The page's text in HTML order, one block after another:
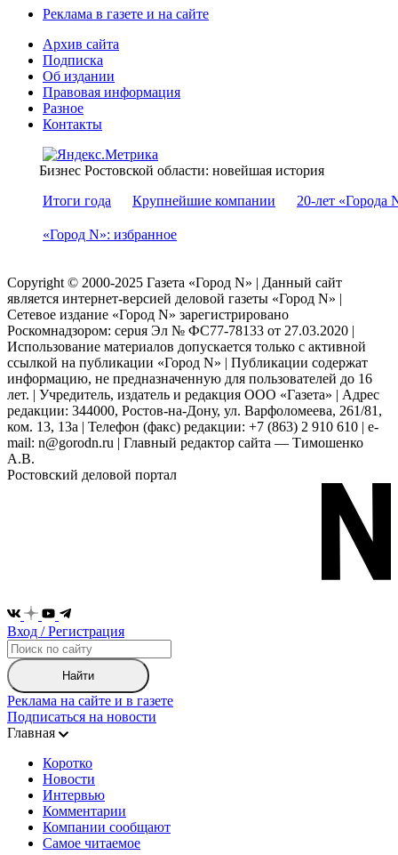
Реклама в газете и на сайте
Архив сайта
Подписка
Об издании
Правовая информация
Разное
Контакты
Бизнес Ростовской области: новейшая история
Итоги года
Крупнейшие компании 20-лет «Города
«Город N»: избранное
Copyright © 2000-2025 Газета «Город N» | Данный сайт
является интернет-версией деловой газеты «Город N» |
Сетевое издание «Город N» зарегистрировано
Роскомнадзором: серuя Эл № ФС77-78133 от 27.03.2020 |
Использование материалов допускается только с активной
ссылкой на публикации «Город N» | Публикации содержат
информацию, не предназначенную для пользователей до 16
лет. | Учредитель, издатель и редакция ООО «Газета» | Адрес
редакции: 344000, Ростов-на-Дону, ул. Варфоломеева, 261/81,
ком. 13, 13а | Телефон (факс) редакции: +7 (863) 2 910 610 | e-
mail: n@gorodn.ru | Главный редактор сайта — Тимошенко
А.В.
Ростовский деловой портал
Вход / Регистрация
Найти
Реклама на сайте и в газете
Подписаться на новости
Главная
Коротко
Новости
Интервью
Комментарии
Компании сообщают
Самое читаемое